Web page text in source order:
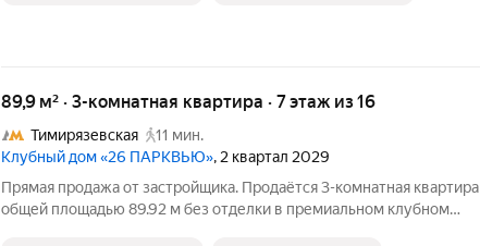
89,9 м² · 3-комнатная квартира · 7 этаж из 16
Тимирязевская
11 мин.
Клубный дом «26 ПАРКВЬЮ», 2 квартал 2029
Прямая продажа от застройщика. Продаётся 3-комнатная квартира
общей площадью 89.92 м без отделки в премиальном клубном